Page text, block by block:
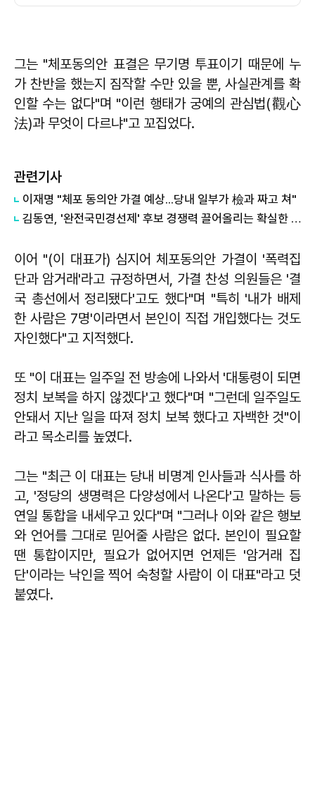
그는 "체포동의안 표결은 무기명 투표이기 때문에 누
가 찬반을 했는지 짐작할 수만 있을 뿐, 사실관계를 확
인할 수는 없다"며 "이런 행태가 궁예의 관심법(觀心
法)과 무엇이 다르냐"고 꼬집었다.
관련기사
이재명 "체포 동의안 가결 예상...당내 일부가 檢과 짜고 쳐"
김동연, '완전국민경선제' 후보 경쟁력 끌어올리는 확실한 방법
이어 "(이 대표가) 심지어 체포동의안 가결이 '폭력집
단과 암거래'라고 규정하면서, 가결 찬성 의원들은 '결
국 총선에서 정리됐다'고도 했다"며 "특히 '내가 배제
한 사람은 7명'이라면서 본인이 직접 개입했다는 것도
자인했다"고 지적했다.
또 "이 대표는 일주일 전 방송에 나와서 '대통령이 되면
정치 보복을 하지 않겠다'고 했다"며 "그런데 일주일도
안돼서 지난 일을 따져 정치 보복 했다고 자백한 것"이
라고 목소리를 높였다.
그는 "최근 이 대표는 당내 비명계 인사들과 식사를 하
고, '정당의 생명력은 다양성에서 나온다'고 말하는 등
연일 통합을 내세우고 있다"며 "그러나 이와 같은 행보
와 언어를 그대로 믿어줄 사람은 없다. 본인이 필요할
땐 통합이지만, 필요가 없어지면 언제든 '암거래 집
단'이라는 낙인을 찍어 숙청할 사람이 이 대표"라고 덧
붙였다.